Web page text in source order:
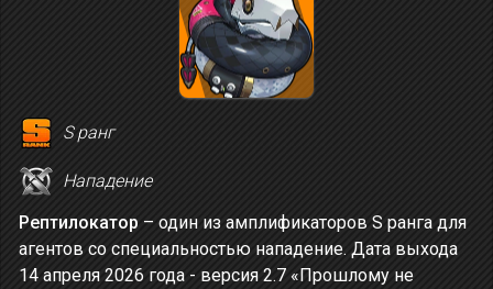
S ранг
Нападение
Рептилокатор – один из амплификаторов S ранга для
агентов со специальностью нападение. Дата выхода
14 апреля 2026 года - версия 2.7 «Прошлому не